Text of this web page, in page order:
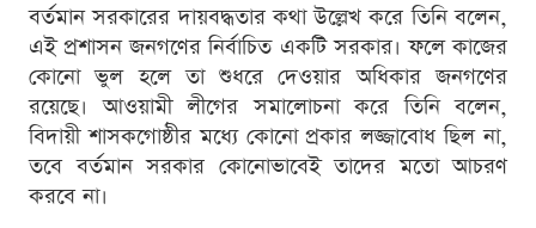
বর্তমান সরকারের দায়বদ্ধতার কথা উল্লেখ করে তিনি বলেন,
এই প্রশাসন জনগণের নির্বাচিত একটি সরকার। ফলে কাজের
কোনো ভুল হলে তা শুধরে দেওয়ার অধিকার জনগণের
রয়েছে। আওয়ামী লীগের সমালোচনা করে তিনি বলেন,
বিদায়ী শাসকগোষ্ঠীর মধ্যে কোনো প্রকার লজ্জাবোধ ছিল না,
তবে বর্তমান সরকার কোনোভাবেই তাদের মতো আচরণ
করবে না।